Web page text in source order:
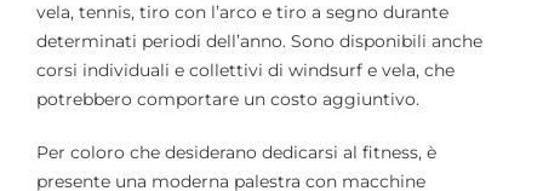
vela, tennis, tiro con l’arco e tiro a segno durante
determinati periodi dell’anno. Sono disponibili anche
corsi individuali e collettivi di windsurf e vela, che
potrebbero comportare un costo aggiuntivo.
Per coloro che desiderano dedicarsi al fitness, è
presente una moderna palestra con macchine